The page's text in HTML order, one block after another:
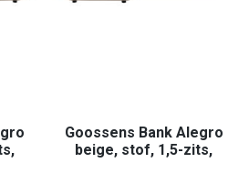
Goossens Bank Alegro
beige, stof, 1,5-zits,